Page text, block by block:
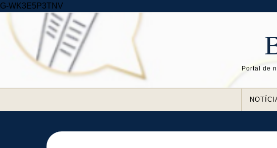
G-WK3E5P3TNVSkip to content
Portal de